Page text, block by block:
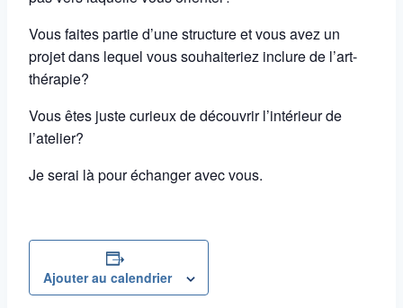
Vous faites partie d’une structure et vous avez un
projet dans lequel vous souhaiteriez inclure de l’art-
thérapie?
Vous êtes juste curieux de découvrir l’intérieur de
l’atelier?
Je serai là pour échanger avec vous.
Ajouter au calendrier